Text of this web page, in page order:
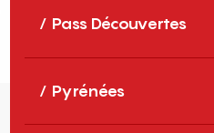
Pass Découvertes
Pyrénées